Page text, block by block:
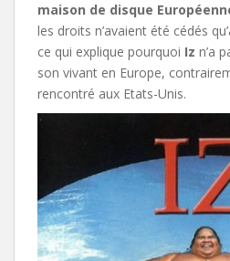
maison de disque
les droits n’avaient été cédés
ce qui explique pourquoi Iz n’a
son vivant en Europe,
rencontré aux Etats-Unis.